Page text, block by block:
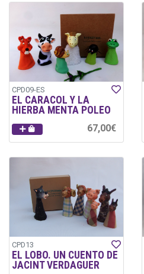
CPD09-ES
EL CARACOL Y LA
HIERBA MENTA POLEO
67,00€
CPD13
EL LOBO. UN CUENTO DE
JACINT VERDAGUER